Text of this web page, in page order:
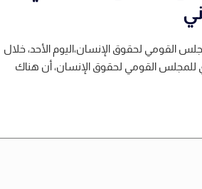
القومي لحقوق الإنسان،اليوم الأحد، خلال
للمجلس القومي لحقوق الإنسان، أن هناك